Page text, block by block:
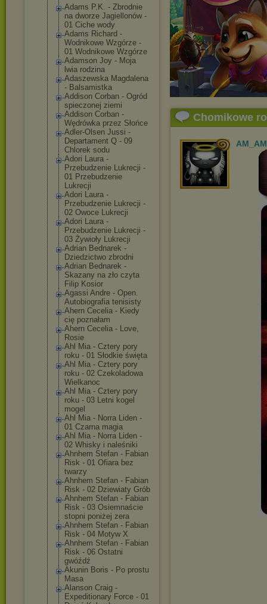
Adams P.K. - Zbrodnie
na dworze Jagiellonów -
01 Ciche wody
Adams Richard -
Wodnikowe Wzgórze -
01 Wodnikowe Wzgórze
Adamson Joy - Moja
lwia rodzina
Adaszewska Magdalena
- Balsamistka
Addison Corban - Ogród
spieczonej ziemi
Addison Corban -
Wędrówka przez Słońce
Adler-Olsen Jussi -
Departament Q - 09
Chlorek sodu
Adori Laura -
Przebudzenie Lukrecji -
01 Przebudzenie
Lukrecji
Adori Laura -
Przebudzenie Lukrecji -
02 Owoce Lukrecji
Adori Laura -
Przebudzenie Lukrecji -
03 Żywioły Lukrecji
Adrian Bednarek -
Dziedzictwo zbrodni
Adrian Bednarek -
Skazany na zło czyta
Filip Kosior
Agassi Andre - Open.
Autobiografia tenisisty
Ahern Cecelia - Kiedy
cię poznałam
Ahern Cecelia - Love,
Rosie
Ahl Mia - Cztery pory
roku - 01 Słodkie święta
Ahl Mia - Cztery pory
roku - 02 Czekoladowa
Wielkanoc
Ahl Mia - Cztery pory
roku - 03 Letni kogel
mogel
Ahl Mia - Norra Liden -
01 Czarna magia
Ahl Mia - Norra Liden -
02 Whisky i naleśniki
Ahnhem Stefan - Fabian
Risk - 01 Ofiara bez
twarzy
Ahnhem Stefan - Fabian
Risk - 02 Dziewiaty Grób
Ahnhem Stefan - Fabian
Risk - 03 Osiemnaście
stopni poniżej zera
Ahnhem Stefan - Fabian
Risk - 04 Motyw X
Ahnhem Stefan - Fabian
Risk - 06 Ostatni
gwóźdź
Akunin Boris - Po prostu
Masa
Alanson Craig -
Expeditionary Force - 01
Chomikowe
AM_AM